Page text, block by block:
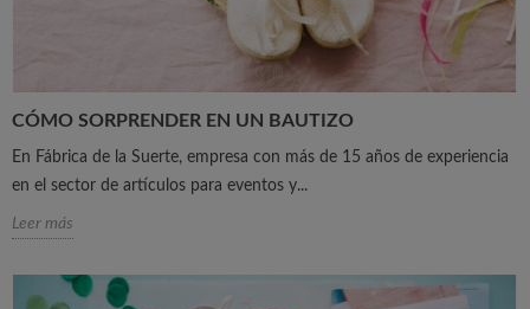
CÓMO SORPRENDER EN UN BAUTIZO
En Fábrica de la Suerte, empresa con más de 15 años de experiencia
en el sector de artículos para eventos y...
Leer más